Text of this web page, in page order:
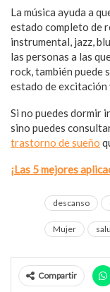
La música ayuda a
estado completo de
instrumental, jazz,
las personas a las
rock, también puede
estado de excitación
Si no puedes dormir
sino puedes
trastorno de sueño
¡Las 5 mejores
descanso
Mujer
Compartir